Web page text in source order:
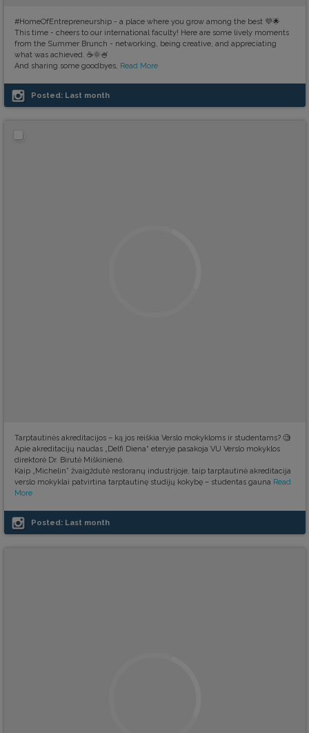
#HomeOfEntrepreneurship - a place where you grow among the best 💜🌟
This time - cheers to our international faculty! Here are some lively moments
from the Summer Brunch - networking, being creative, and appreciating
what was achieved. ☕️🌞🍧
And sharing some goodbyes, Read More
Posted: Last month
Tarptautinės akreditacijos – ką jos reiškia Verslo mokykloms ir studentams? 🧐
Apie akreditacijų naudas „Delfi Diena“ eteryje pasakoja VU Verslo mokyklos
direktorė Dr. Birutė Miškinienė.
Kaip „Michelin” žvaigždutė restoranų industrijoje, taip tarptautinė akreditacija
verslo mokyklai patvirtina tarptautinę studijų kokybę – studentas gauna Read
More
Posted: Last month